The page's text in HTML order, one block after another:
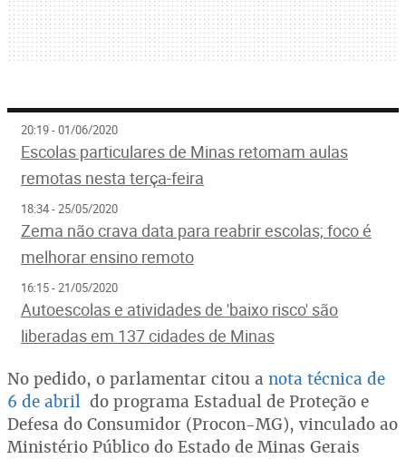
20:19 - 01/06/2020
Escolas particulares de Minas retomam aulas
remotas nesta terça-feira
18:34 - 25/05/2020
Zema não crava data para reabrir escolas; foco é
melhorar ensino remoto
16:15 - 21/05/2020
Autoescolas e atividades de 'baixo risco' são
liberadas em 137 cidades de Minas
No pedido, o parlamentar citou a nota técnica de
6 de abril do programa Estadual de Proteção e
Defesa do Consumidor (Procon-MG), vinculado ao
Ministério Público do Estado de Minas Gerais